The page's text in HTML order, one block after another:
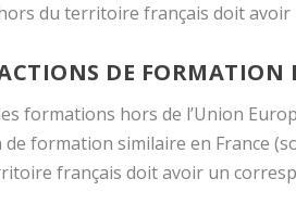
du territoire français doit avoir
DE FORMATION
formations hors de l’Union
formation similaire en France
français doit avoir un